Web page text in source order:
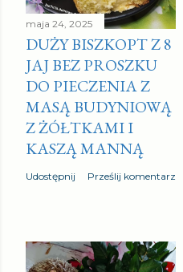
maja 24, 2025
DUŻY BISZKOPT Z 8
JAJ BEZ PROSZKU
DO PIECZENIA Z
MASĄ BUDYNIOWĄ
Z ŻÓŁTKAMI I
KASZĄ MANNĄ
Udostępnij Prześlij komentarz